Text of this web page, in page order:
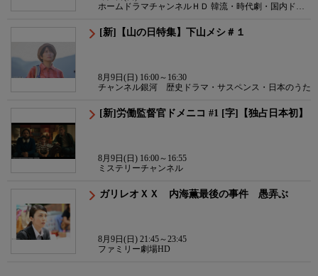
ホームドラマチャンネルＨＤ 韓流・時代劇・国内ドラ
[新]【山の日特集】下山メシ＃１
8月9日(日) 16:00～16:30
チャンネル銀河 歴史ドラマ・サスペンス・日本のうた
[新]労働監督官ドメニコ #1 [字]【独占日本初】
8月9日(日) 16:00～16:55
ミステリーチャンネル
ガリレオＸＸ 内海薫最後の事件 愚弄ぶ
8月9日(日) 21:45～23:45
ファミリー劇場HD